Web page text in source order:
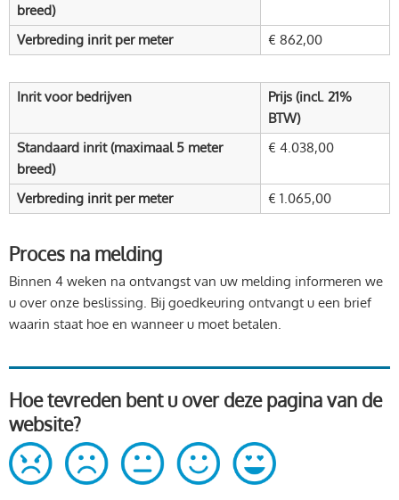
breed)
Verbreding inrit per meter € 862,00
Inrit voor bedrijven
Prijs (incl. 21%
BTW)
Standaard inrit (maximaal 5 meter
breed)
€ 4.038,00
Verbreding inrit per meter € 1.065,00
Proces na melding
Binnen 4 weken na ontvangst van uw melding informeren we
u over onze beslissing. Bij goedkeuring ontvangt u een brief
waarin staat hoe en wanneer u moet betalen.
Hoe tevreden bent u over deze pagina van de
website?